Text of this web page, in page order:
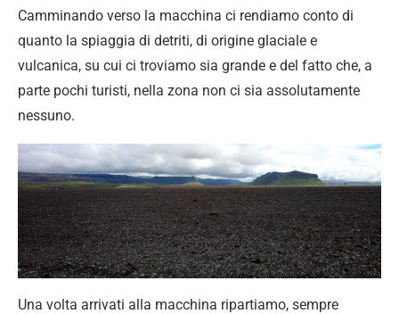
Camminando verso la macchina ci rendiamo conto di
quanto la spiaggia di detriti, di origine glaciale e
vulcanica, su cui ci troviamo sia grande e del fatto che, a
parte pochi turisti, nella zona non ci sia assolutamente
nessuno.
Una volta arrivati alla macchina ripartiamo, sempre